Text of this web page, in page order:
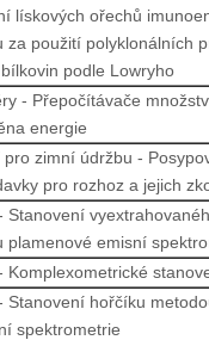
lískových ořechů
za použití polyklonálních
podle Lowryho
- Přepočítávače
energie
zimní údržbu -
pro rozhoz a jejich
Stanovení
plamenové emisní
Komplexometrické
Stanovení hořčíku
spektrometrie